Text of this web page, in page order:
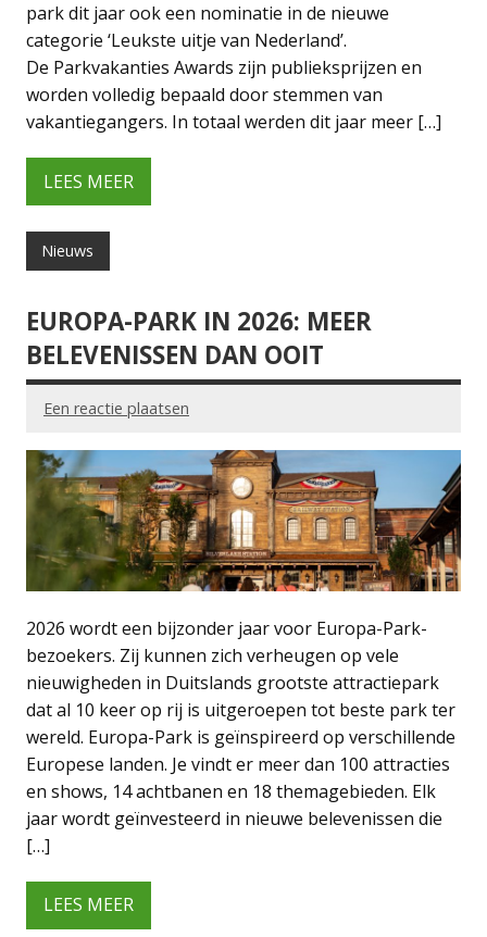
park dit jaar ook een nominatie in de nieuwe
categorie ‘Leukste uitje van Nederland’.
De Parkvakanties Awards zijn publieksprijzen en
worden volledig bepaald door stemmen van
vakantiegangers. In totaal werden dit jaar meer […]
LEES MEER
Nieuws
EUROPA-PARK IN 2026: MEER
BELEVENISSEN DAN OOIT
Een reactie plaatsen
2026 wordt een bijzonder jaar voor Europa-Park-
bezoekers. Zij kunnen zich verheugen op vele
nieuwigheden in Duitslands grootste attractiepark
dat al 10 keer op rij is uitgeroepen tot beste park ter
wereld. Europa-Park is geïnspireerd op verschillende
Europese landen. Je vindt er meer dan 100 attracties
en shows, 14 achtbanen en 18 themagebieden. Elk
jaar wordt geïnvesteerd in nieuwe belevenissen die
[…]
LEES MEER